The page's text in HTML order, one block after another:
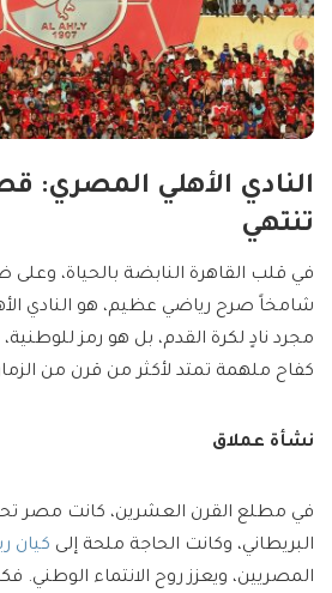
النادي الأهلي المصري:
تنتهي
في قلب القاهرة النابضة بالحياة، وعلى
شامخاً صرح رياضي عظيم، هو النادي
مجرد نادٍ لكرة القدم، بل هو رمز
كفاح ملهمة تمتد لأكثر من قرن من
نشأة عملاق
في مطلع القرن العشرين، كانت مصر
البريطاني، وكانت الحاجة ملحة إلى كيان
المصريين، ويعزز روح الانتماء الوطني.